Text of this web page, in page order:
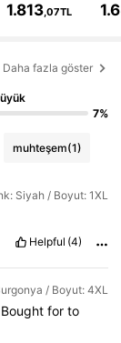
1.813,07TL
Daha fazla göster
7%
muhteşem(1)
Siyah / Boyut: 1XL
Helpful (4)
/ Boyut: 4XL
Boughtforto